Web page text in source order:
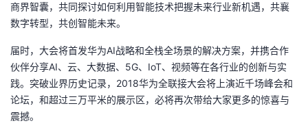
商界智囊，共同探讨如何利用智能技术把握未来行业新机遇，共襄
数字转型，共创智能未来。
届时，大会将首发华为AI战略和全栈全场景的解决方案，并携合作
伙伴分享AI、云、大数据、5G、IoT、视频等在各行业的创新与实
践。突破业界历史记录，2018华为全联接大会将上演近千场峰会和
论坛，和超过三万平米的展示区，必将再次带给大家更多的惊喜与
震撼。